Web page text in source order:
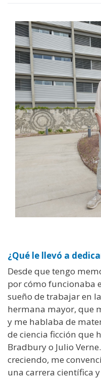
¿Qué le llevó a
Desde que tengo
por cómo funcionaba
sueño de trabajar en
hermana mayor, que
y me hablaba de
de ciencia ficción que
Bradbury o Julio
creciendo, me
una carrera científica